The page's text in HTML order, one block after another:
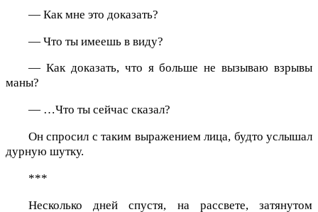
— Как мне это доказать?
— Что ты имеешь в виду?
— Как доказать, что я больше не вызываю взрывы
маны?
— …Что ты сейчас сказал?
Он спросил с таким выражением лица, будто услышал
дурную шутку.
***
Несколько дней спустя, на рассвете, затянутом